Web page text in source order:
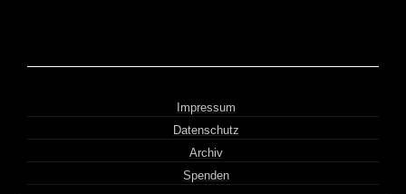
Impressum
Datenschutz
Archiv
Spenden